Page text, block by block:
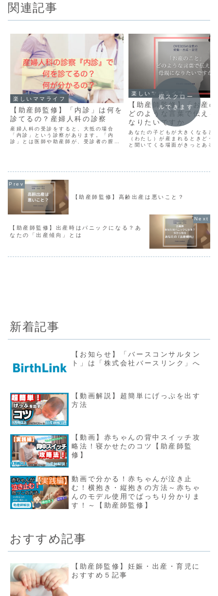
関連記事
楽しいママライフ
【助産師監修】「内診」は何を
診てるの？産婦人科の診察
産婦人科の受診をすると、大抵の場合
「内診」という診察があります。「内
診」とは医師や助産師が、受診者の膣の
楽しいママライフ
【助産師監修】「お産
どのような言葉で伝え
なりたいですか
あなたの子どもが大きくなると
（わたし）が産まれるときどう
と聞いてくる場面がきっとある
世界一幸せなママになった...
横スクロー
ルできます
【助産師監修】高齢出産は悪いこと？
【助産師監修】出産時はパニックになる？あ
なたの「出産傾向」とは
新着記事
【お知らせ】「バースコンサルタン
ト」は「株式会社バースリンク」へ
【動画解説】超簡単にげっぷを出す
方法
【動画】赤ちゃんの背中スイッチ攻
略法！寝かせたのコツ【助産師監
修】
動画で分かる！赤ちゃんが泣き止
む！横抱き・縦抱きの方法～赤ちゃ
んのモデル使用でばっちり分かりま
す！～【助産師監修】
おすすめ記事
【助産師監修】妊娠・出産・育児に
おすすめ５記事